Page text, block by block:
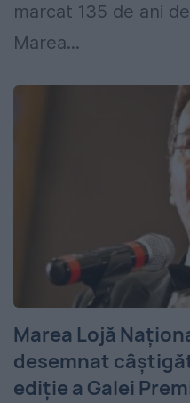
marcat 135 de ani
Marea...
Marea Lojă
desemnat
ediție a Galei